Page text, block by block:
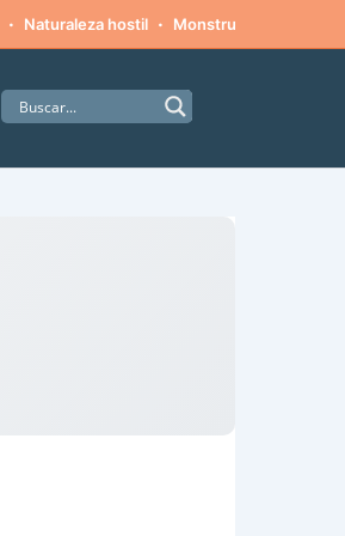
· Naturaleza hostil · Monstruos